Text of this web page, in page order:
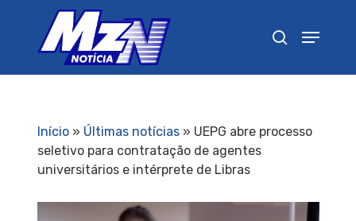
Início» Últimas notícias» UEPG abre processo
seletivo para contratação de agentes
universitários e intérprete de Libras